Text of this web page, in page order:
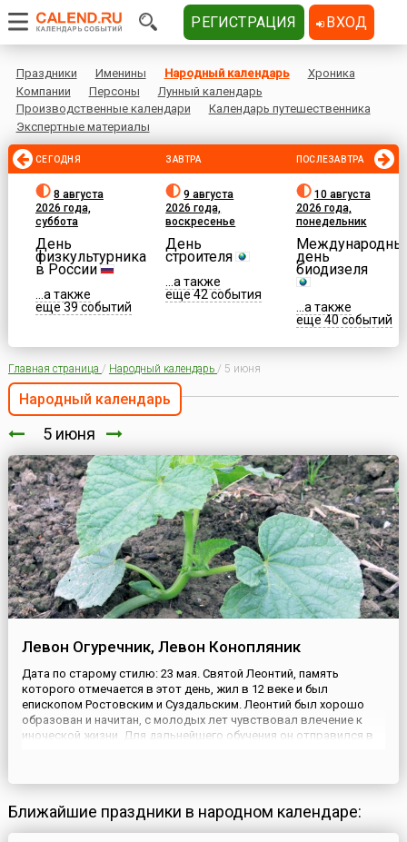
Праздники Именины Народный календарь
Хроника
Компании
Персоны
Лунный календарь
Производственные календари
Календарь путешественника
Экспертные материалы
СЕГОДНЯ
8 августа
2026 года,
суббота
День
физкультурника
в России
...а также
еще 39 событий
ЗАВТРА
9 августа
2026 года,
воскресенье
День
строителя
...а также
еще 42 события
ПОСЛЕЗАВТРА
10 августа
2026 года,
понедельник
день
биодизеля
...а также
еще 40 событий
Главная страница / Народный календарь / 5 июня
Народный календарь
5 июня
Левон Огуречник, Левон Конопляник
Дата по старому стилю: 23 мая. Святой Леонтий, память
которого отмечается в этот день, жил в 12 веке и был
епископом Ростовским и Суздальским. Леонтий был хорошо
образован и начитан, с молодых лет чувствовал влечение к
иноческой жизни. Для дальнейшего обучения он отправился в
боролся за х...
Ближайшие праздники в народном календаре:
РЕГИСТРАЦИЯ ВХОД